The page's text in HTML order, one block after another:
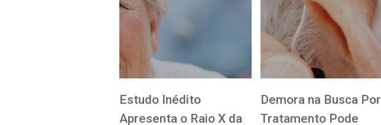
Estudo Inédito
Apresenta o Raio X da
Demora na Busca Por
Tratamento Pode